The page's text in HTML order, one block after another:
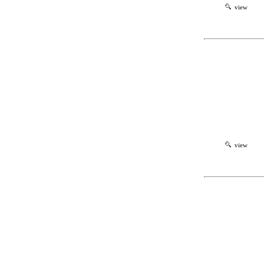
view
view